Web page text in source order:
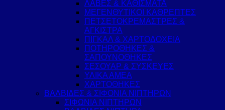
ΛΑΒΕΣ & ΚΑΘΙΣΜΑΤΑ
ΜΕΓΕΝΘΥΤΙΚΟΙ ΚΑΘΡΕΠΤΕΣ
ΠΕΤΣΕΤΟΚΡΕΜΑΣΤΡΕΣ &
ΑΓΚΙΣΤΡΑ
ΠΙΓΚΑΛ & ΧΑΡΤΟΔΟΧΕΙΑ
ΠΟΤΗΡΟΘΗΚΕΣ &
ΣΑΠΟΥΝΟΘΗΚΕΣ
ΣΕΣΟΥΑΡ & ΣΥΣΚΕΥΕΣ
ΥΛΙΚΑ ΑΜΕΑ
ΧΑΡΤΟΘΗΚΕΣ
ΒΑΛΒΙΔΕΣ & ΣΙΦΟΝΙΑ ΝΙΠΤΗΡΩΝ
ΣΙΦΩΝΙΑ ΝΙΠΤΗΡΩΝ